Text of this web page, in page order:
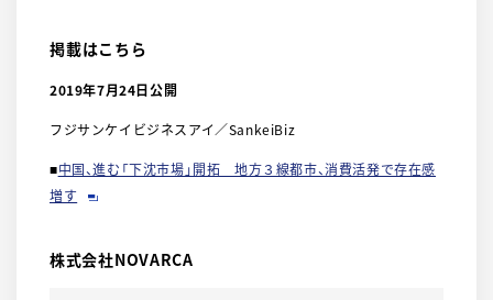
掲載はこちら
2019年7月24日公開
フジサンケイビジネスアイ／SankeiBiz
■中国、進む「下沈市場」開拓 地方３線都市、消費活発で存在感
増す
株式会社NOVARCA